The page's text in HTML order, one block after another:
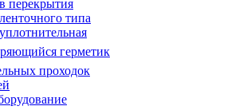
перекрытия
типа
герметик
проходок